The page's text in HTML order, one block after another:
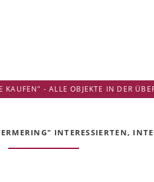
- ALLE OBJEKTE IN DER
INTERESSIERTEN,